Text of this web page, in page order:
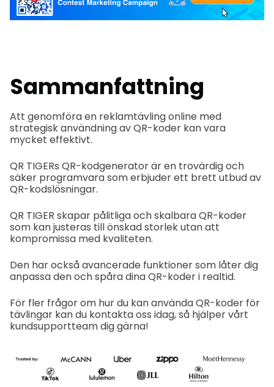
Sammanfattning
Att genomföra en reklamtävling online med
strategisk användning av QR-koder kan vara
mycket effektivt.
QR TIGERs QR-kodgenerator är en trovärdig och
säker programvara som erbjuder ett brett utbud av
QR-kodslösningar.
QR TIGER skapar pålitliga och skalbara QR-koder
som kan justeras till önskad storlek utan att
kompromissa med kvaliteten.
Den har också avancerade funktioner som låter dig
anpassa den och spåra dina QR-koder i realtid.
För fler frågor om hur du kan använda QR-koder för
tävlingar kan du kontakta oss idag, så hjälper vårt
kundsupportteam dig gärna!